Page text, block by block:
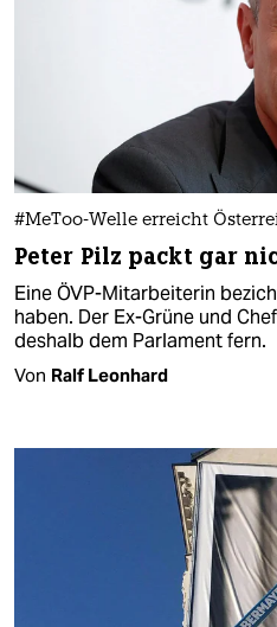
#MeToo-Welle erreicht
Peter Pilz packt gar
Eine ÖVP-Mitarbeiterin
haben. Der Ex-Grüne und
deshalb dem Parlament fern.
Von Ralf Leonhard